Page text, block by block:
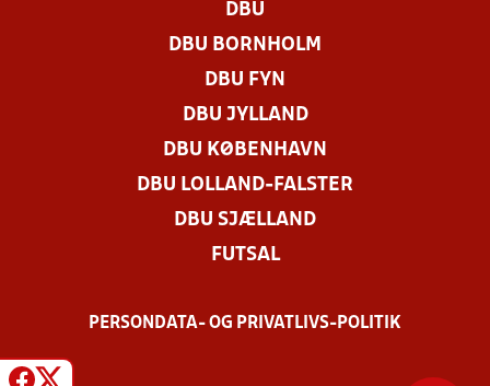
DBU
DBU BORNHOLM
DBU FYN
DBU JYLLAND
DBU KØBENHAVN
DBU LOLLAND-FALSTER
DBU SJÆLLAND
FUTSAL
PERSONDATA- OG PRIVATLIVS-POLITIK